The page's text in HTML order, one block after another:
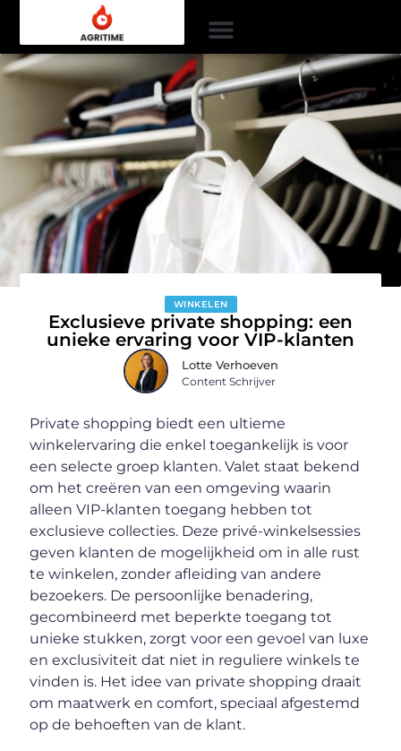
WINKELEN
Exclusieve private shopping: een
unieke ervaring voor VIP-klanten
Lotte Verhoeven
Content Schrijver
Private shopping biedt een ultieme
winkelervaring die enkel toegankelijk is voor
een selecte groep klanten. Valet staat bekend
om het creëren van een omgeving waarin
alleen VIP-klanten toegang hebben tot
exclusieve collecties. Deze privé-winkelsessies
geven klanten de mogelijkheid om in alle rust
te winkelen, zonder afleiding van andere
bezoekers. De persoonlijke benadering,
gecombineerd met beperkte toegang tot
unieke stukken, zorgt voor een gevoel van luxe
en exclusiviteit dat niet in reguliere winkels te
vinden is. Het idee van private shopping draait
om maatwerk en comfort, speciaal afgestemd
op de behoeften van de klant.